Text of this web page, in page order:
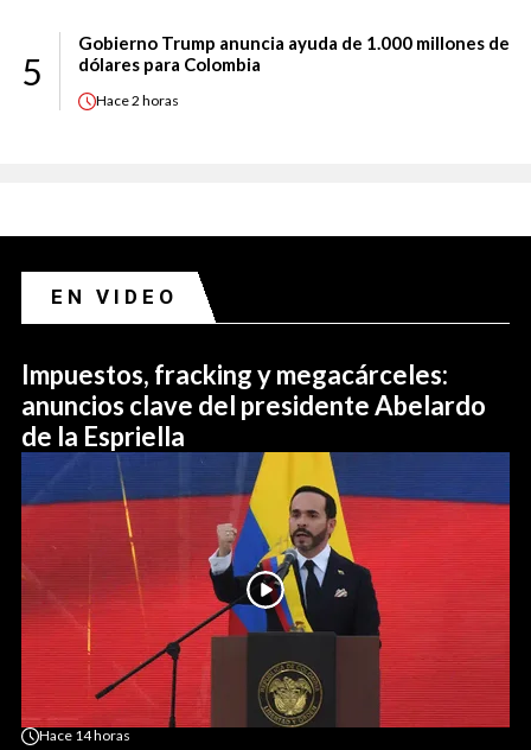
5
Gobierno Trump anuncia ayuda de 1.000 millones de
dólares para Colombia
Hace2 horas
EN VIDEO
Impuestos, fracking y megacárceles:
anuncios clave del presidente Abelardo
de la Espriella
Hace 14 horas